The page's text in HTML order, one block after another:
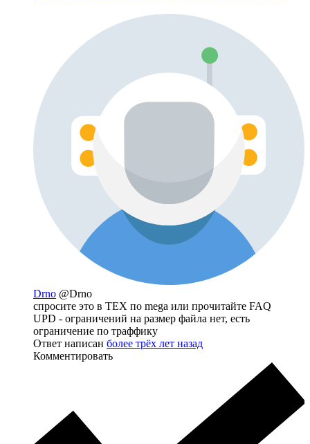
Drno @Drno
спросите это в ТЕХ по mega или прочитайте FAQ
UPD - ограничений на размер файла нет, есть
ограничение по траффику
Ответ написан более трёх лет назад
Комментировать